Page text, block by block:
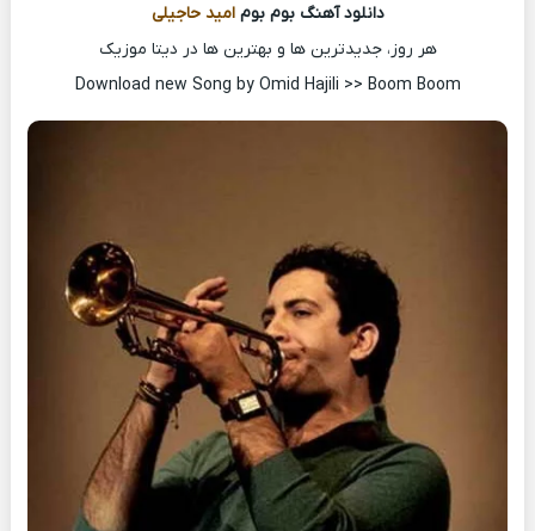
دانلود آهنگ بوم بومامید حاجیلی
هر روز، جدیدترین ها و بهترین ها در دیتا موزیک
Download new Song by Omid Hajili >> Boom Boom